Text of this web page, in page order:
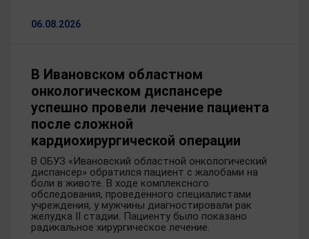
06.08.2026
В Ивановском областном
онкологическом диспансере
успешно провели лечение пациента
после сложной
кардиохирургической операции
В ОБУЗ «Ивановский областной онкологический
диспансер» обратился пациент с жалобами на
боли в животе. В ходе комплексного
обследования, проведённого специалистами
учреждения, у мужчины диагностировали рак
желудка II стадии. Пациенту было показано
радикальное хирургическое лечение.